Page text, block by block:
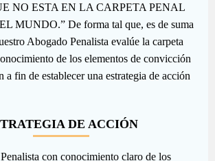
NO ESTA EN LA CARPETA PENAL
MUNDO.” De forma tal que, es de suma
Abogado Penalista evalúe la carpeta
de los elementos de convicción
a fin de establecer una estrategia de acción
DE ACCIÓN
con conocimiento claro de los